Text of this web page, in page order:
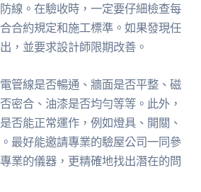
線。在驗收時，一定要仔細檢查每
合約規定和施工標準。如果發現任
，並要求設計師限期改善。
管線是否暢通、牆面是否平整、磁
密合、油漆是否均勻等等。此外，
否能正常運作，例如燈具、開關、
最好能邀請專業的驗屋公司一同參
業的儀器，更精確地找出潛在的問